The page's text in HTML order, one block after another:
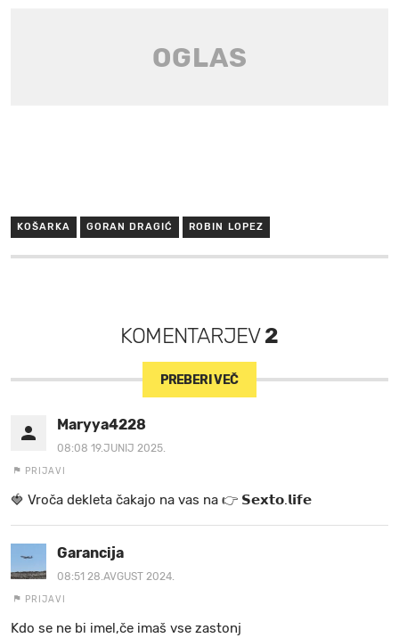
KOŠARKA GORAN DRAGIĆ ROBIN LOPEZ
KOMENTARJEV2
PREBERI VEČ
Maryya4228
08:08 19.JUNIJ 2025.
PRIJAVI
🍓 V r o č a d e k l e t a ča k a jo na va s n a 👉 𝗦𝗲𝘅𝘁𝗼.𝗹𝗶𝗳𝗲
Garancija
08:51 28.AVGUST 2024.
PRIJAVI
Kdo se ne bi imel,če imaš vse zastonj